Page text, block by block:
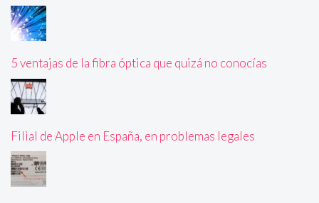
5 ventajas de la fibra óptica que quizá no conocías
Filial de Apple en España, en problemas legales